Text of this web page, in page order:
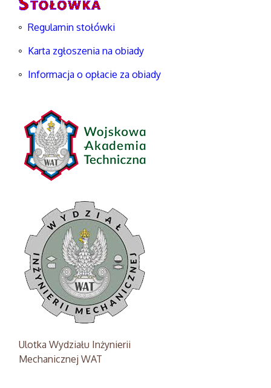
Regulamin stołówki
Karta zgłoszenia na obiady
Informacja o opłacie za obiady
Ulotka Wydziału Inżynierii
Mechanicznej WAT